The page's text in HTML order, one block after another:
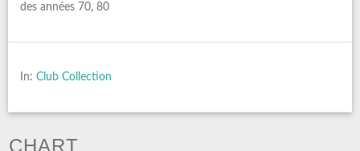
des années 70, 80
In: Club Collection
CHART